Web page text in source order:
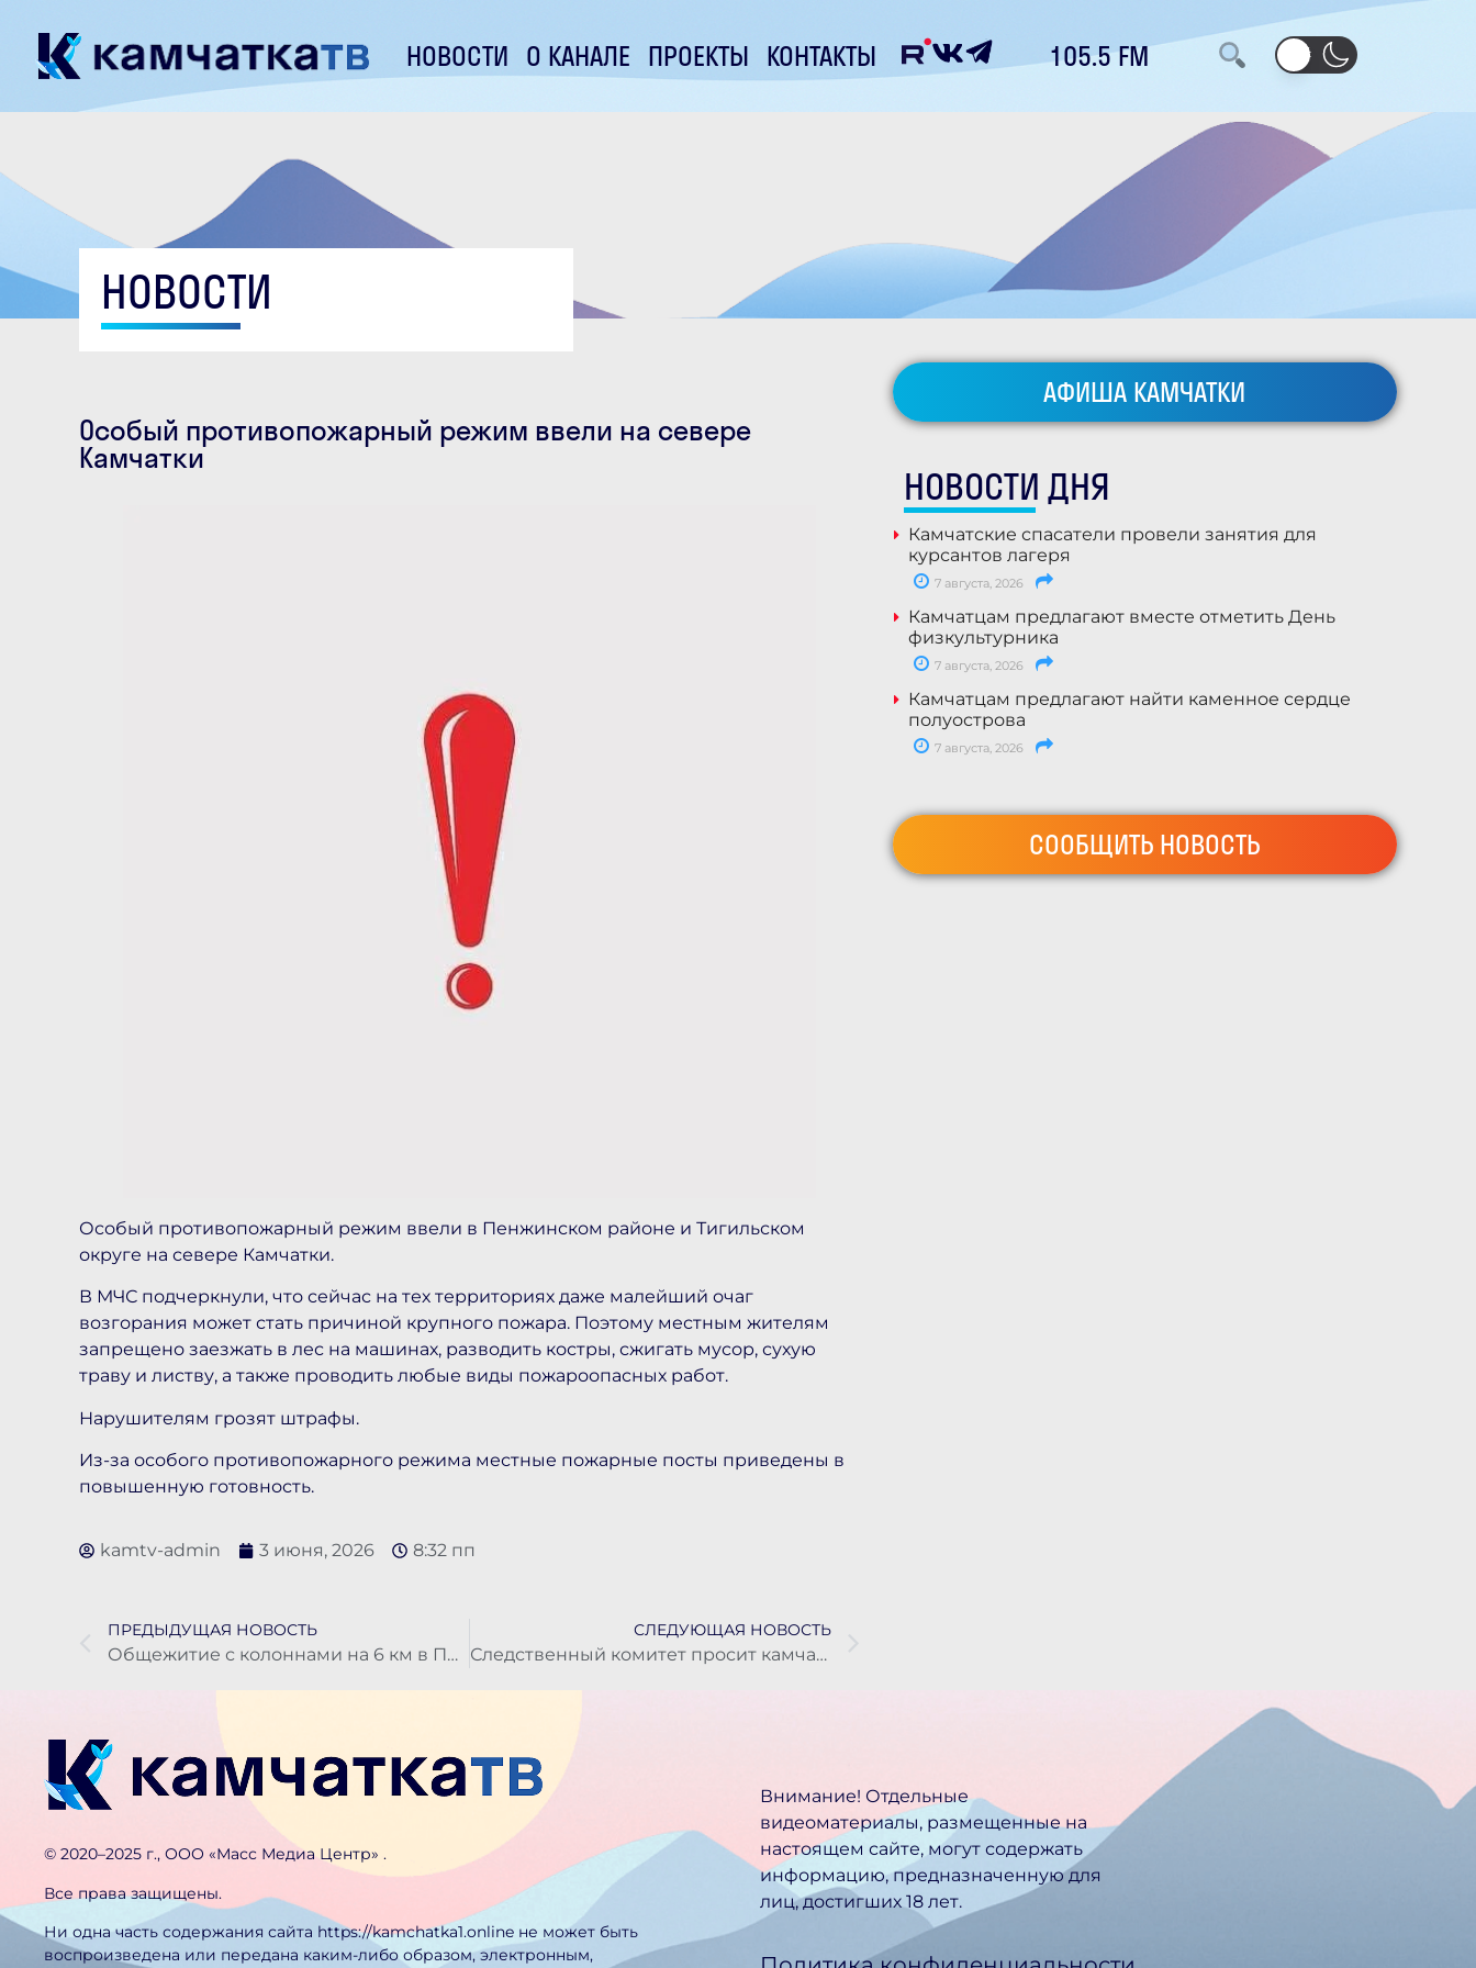
НОВОСТИ О КАНАЛЕ ПРОЕКТЫ КОНТАКТЫ 105.5 FM
НОВОСТИ
Особый противопожарный режим ввели на севере
Камчатки
Особый противопожарный режим ввели в Пенжинском районе и Тигильском
округе на севере Камчатки.
В МЧС подчеркнули, что сейчас на тех территориях даже малейший очаг
возгорания может стать причиной крупного пожара. Поэтому местным жителям
запрещено заезжать в лес на машинах, разводить костры, сжигать мусор, сухую
траву и листву, а также проводить любые виды пожароопасных работ.
Нарушителям грозят штрафы.
Из-за особого противопожарного режима местные пожарные посты приведены в
повышенную готовность.
kamtv-admin 3 июня, 2026 8:32 пп
ПРЕДЫДУЩАЯ НОВОСТЬ
Общежитие с колоннами на 6 км в Петропавловске снесут из-за угрозы его обрушения при землетрясении
СЛЕДУЮЩАЯ НОВОСТЬ
Следственный комитет просит камчатцев помочь установить личность погибшего мужчины
АФИША КАМЧАТКИ
НОВОСТИ ДНЯ
Камчатские спасатели провели занятия для
курсантов лагеря
7 августа, 2026
Камчатцам предлагают вместе отметить День
физкультурника
7 августа, 2026
Камчатцам предлагают найти каменное сердце
полуострова
7 августа, 2026
СООБЩИТЬ НОВОСТЬ
©️ 2020–2025 г., ООО «Масс Медиа Центр» .
Все права защищены.
Ни одна часть содержания сайта https://kamchatka1.online не может быть
воспроизведена или передана каким-либо образом, электронным,
Внимание! Отдельные
видеоматериалы, размещенные на
настоящем сайте, могут содержать
информацию, предназначен­ную для
лиц, достигших 18 лет.